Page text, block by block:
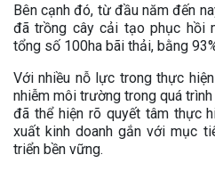
Bên cạnh đó, từ đầu năm đến
đã trồng cây cải tạo phục hồi
tổng số 100ha bãi thải, bằng
Với nhiều nỗ lực trong thực
nhiễm môi trường trong quá
đã thể hiện rõ quyết tâm thực
xuất kinh doanh gắn với mục
triển bền vững.